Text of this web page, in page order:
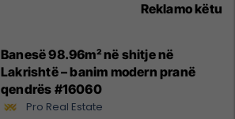
Reklamo këtu
Banesë 98.96m² në shitje në
Lakrishtë – banim modern pranë
qendrës #16060
Pro Real Estate